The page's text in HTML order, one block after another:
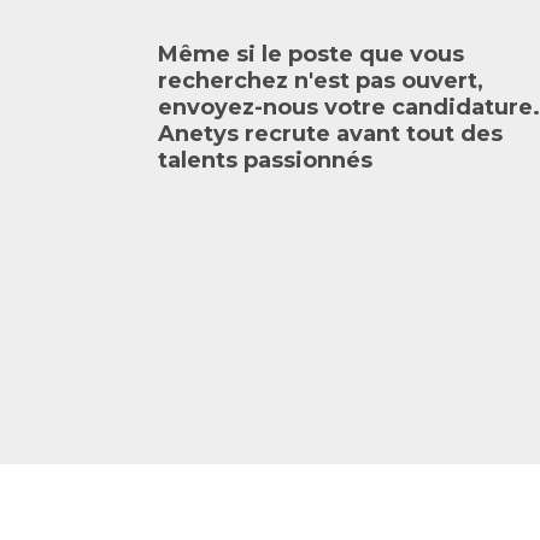
Même si le poste que vous
recherchez n'est pas ouvert,
envoyez-nous votre candidature.
Anetys recrute avant tout des
talents passionnés